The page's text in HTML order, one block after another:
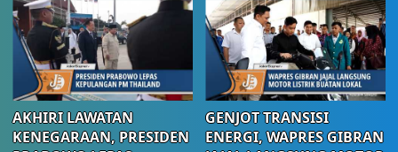
AKHIRI LAWATAN
KENEGARAAN, PRESIDEN
GENJOT TRANSISI
ENERGI, WAPRES GIBRAN